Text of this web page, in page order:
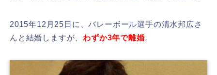
2015年12月25日に、バレーボール選手の清水邦広さ
んと結婚しますが、わずか3年で離婚。